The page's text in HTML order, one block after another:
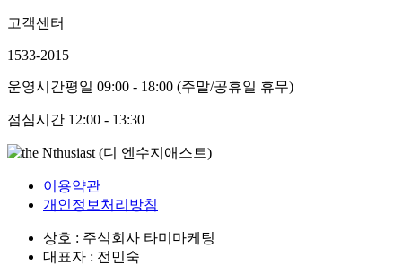
고객센터
1533-2015
운영시간평일 09:00 - 18:00 (주말/공휴일 휴무)
점심시간 12:00 - 13:30
이용약관
개인정보처리방침
상호 : 주식회사 타미마케팅
대표자 : 전민숙